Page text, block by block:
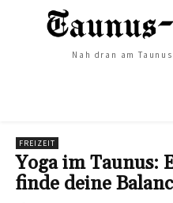
Nah dran am
FREIZEIT
Yoga im Taunus:
finde deine